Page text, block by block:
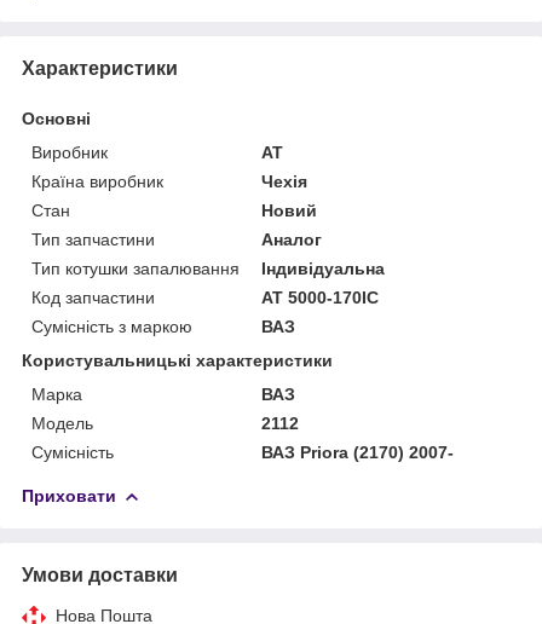
Характеристики
Основні
Виробник
AT
Країна виробник
Чехія
Стан
Новий
Тип запчастини
Аналог
Тип котушки запалювання
Індивідуальна
Код запчастини
AT 5000-170IC
Сумісність з маркою
ВАЗ
Користувальницькі характеристики
Марка
ВАЗ
Модель
2112
Сумісність
ВАЗ Priora (2170) 2007-
Приховати
Умови доставки
Нова Пошта